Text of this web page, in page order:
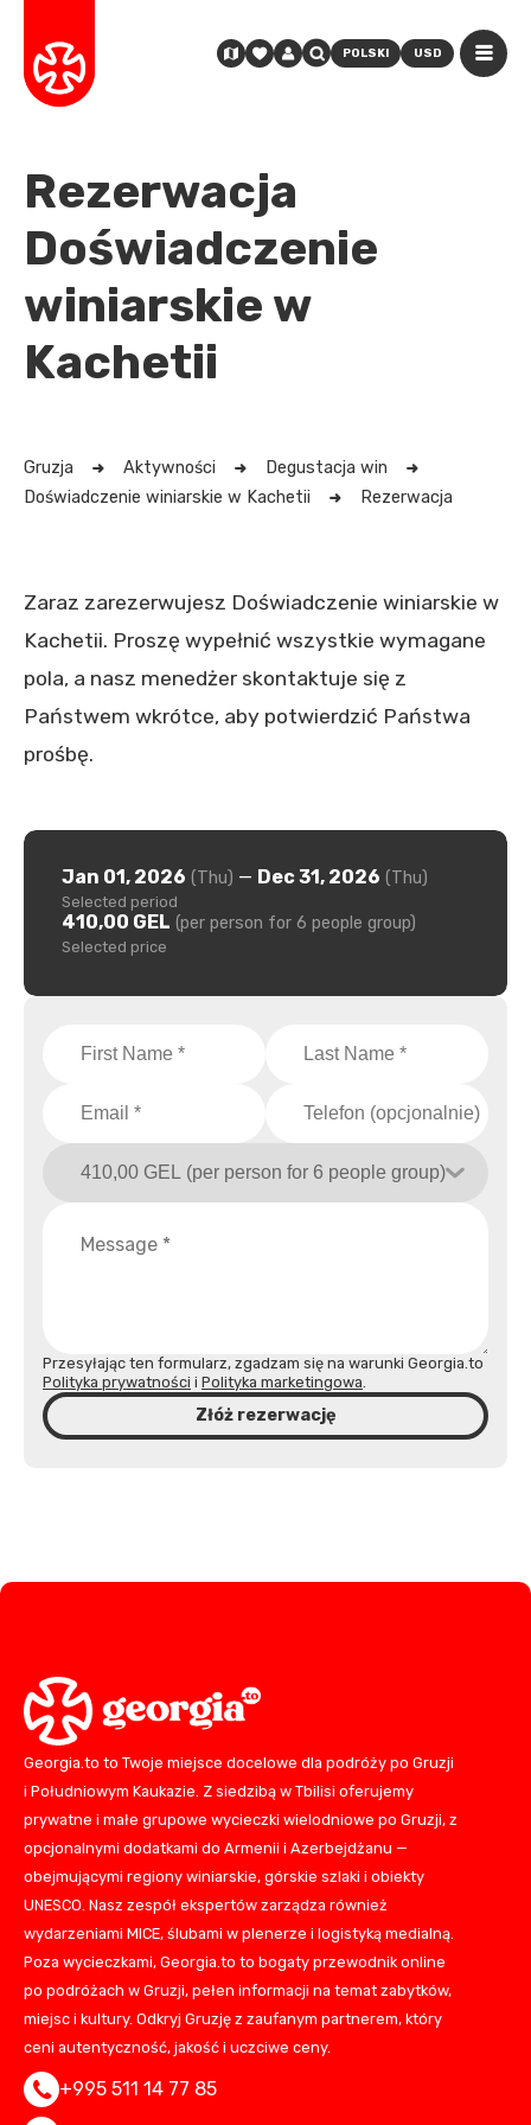
POLSKI USD
Rezerwacja
Doświadczenie
winiarskie w
Kachetii
Gruzja Aktywności
Degustacja win
Doświadczenie winiarskie w Kachetii
Rezerwacja
Zaraz zarezerwujesz Doświadczenie winiarskie w
Kachetii. Proszę wypełnić wszystkie wymagane
pola, a nasz menedżer skontaktuje się z
Państwem wkrótce, aby potwierdzić Państwa
prośbę.
Przesyłając ten formularz, zgadzam się na warunki Georgia.to
Polityka prywatności i Polityka marketingowa.
Złóż rezerwację
Jan 01, 2026 (Thu) — Dec 31, 2026 (Thu)
Selected period
410,00 GEL (per person for 6 people group)
Selected price
Georgia.to to Twoje miejsce docelowe dla podróży po Gruzji
i Południowym Kaukazie. Z siedzibą w Tbilisi oferujemy
prywatne i małe grupowe wycieczki wielodniowe po Gruzji, z
opcjonalnymi dodatkami do Armenii i Azerbejdżanu —
obejmującymi regiony winiarskie, górskie szlaki i obiekty
UNESCO. Nasz zespół ekspertów zarządza również
wydarzeniami MICE, ślubami w plenerze i logistyką medialną.
Poza wycieczkami, Georgia.to to bogaty przewodnik online
po podróżach w Gruzji, pełen informacji na temat zabytków,
miejsc i kultury. Odkryj Gruzję z zaufanym partnerem, który
ceni autentyczność, jakość i uczciwe ceny.
+995 511 14 77 85